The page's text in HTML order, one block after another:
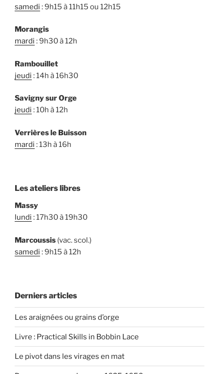
samedi : 9h15 à 11h15 ou 12h15
Morangis
mardi : 9h30 à 12h
Rambouillet
jeudi : 14h à 16h30
Savigny sur Orge
jeudi : 10h à 12h
Verrières le Buisson
mardi : 13h à 16h
Les ateliers libres
Massy
lundi : 17h30 à 19h30
Marcoussis (vac. scol.)
samedi : 9h15 à 12h
Derniers articles
Les araignées ou grains d’orge
Livre : Practical Skills in Bobbin Lace
Le pivot dans les virages en mat